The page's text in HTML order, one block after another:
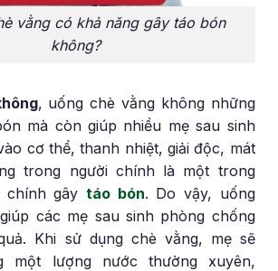
vằng có khả năng gây táo bón
không?
, uống chè vằng không những
mà còn giúp nhiều mẹ sau sinh
cơ thể, thanh nhiệt, giải độc, mát
trong người chính là một trong
chính gây táo bón. Do vậy, uống
các mẹ sau sinh phòng chống
Khi sử dụng chè vằng, mẹ sẽ
một lượng nước thường xuyên,